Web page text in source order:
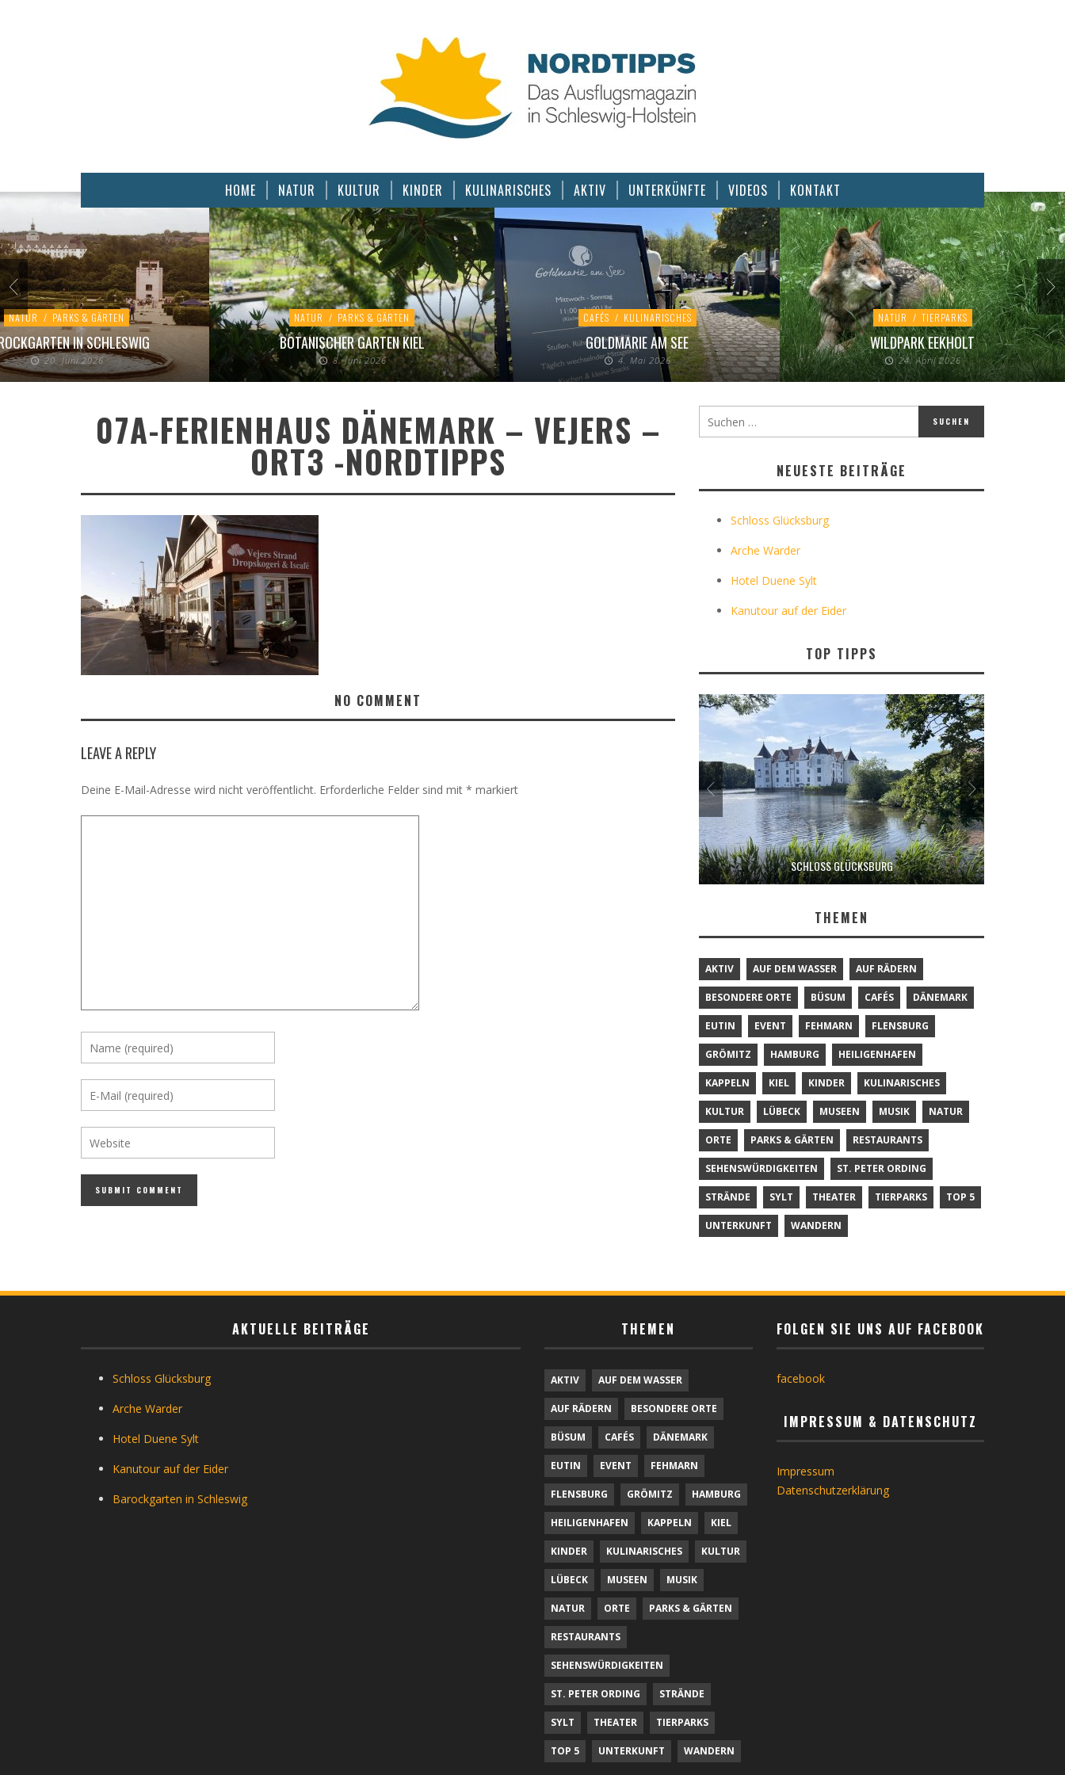
HOME NATUR KULTUR KINDER KULINARISCHES AKTIV UNTERKÜNFTE VIDEOS KONTAKT
NATUR / PARKS & GÄRTEN
IN SCHLESWIG
20. Juni 2026
NATUR / PARKS & GÄRTEN
BOTANISCHER GARTEN KIEL
8. Juni 2026
CAFÉS / KULINARISCHES
GOLDMARIE AM SEE
4. Mai 2026
NATUR / TIERPARKS
WILDPARK EEKHOLT
24. April 2026
07A-FERIENHAUS DÄNEMARK – VEJERS –
ORT3 -NORDTIPPS
NO COMMENT
LEAVE A REPLY
Deine E-Mail-Adresse wird nicht veröffentlicht. Erforderliche Felder sind mit * markiert
NEUESTE BEITRÄGE
Schloss Glücksburg
Arche Warder
Hotel Duene Sylt
Kanutour auf der Eider
TOP TIPPS
SCHLOSS GLÜCKSBURG
THEMEN
AKTIV AUF DEM WASSER AUF RÄDERN
BESONDERE ORTE BÜSUM CAFÉS DÄNEMARK
EUTIN EVENT FEHMARN FLENSBURG
GRÖMITZ HAMBURG HEILIGENHAFEN
KAPPELN KIEL KINDER KULINARISCHES
KULTUR LÜBECK MUSEEN MUSIK NATUR
ORTE PARKS & GÄRTEN RESTAURANTS
SEHENSWÜRDIGKEITEN ST. PETER ORDING
STRÄNDE SYLT THEATER TIERPARKS TOP 5
UNTERKUNFT WANDERN
AKTUELLE BEITRÄGE
Schloss Glücksburg
Arche Warder
Hotel Duene Sylt
Kanutour auf der Eider
Barockgarten in Schleswig
THEMEN
AKTIV AUF DEM WASSER
AUF RÄDERN BESONDERE ORTE
BÜSUM CAFÉS DÄNEMARK
EUTIN EVENT FEHMARN
FLENSBURG GRÖMITZ HAMBURG
HEILIGENHAFEN KAPPELN KIEL
KINDER KULINARISCHES KULTUR
LÜBECK MUSEEN MUSIK
NATUR ORTE PARKS & GÄRTEN
RESTAURANTS
SEHENSWÜRDIGKEITEN
ST. PETER ORDING STRÄNDE
SYLT THEATER TIERPARKS
TOP 5 UNTERKUNFT WANDERN
FOLGEN SIE UNS AUF FACEBOOK
facebook
IMPRESSUM & DATENSCHUTZ
Impressum
Datenschutzerklärung